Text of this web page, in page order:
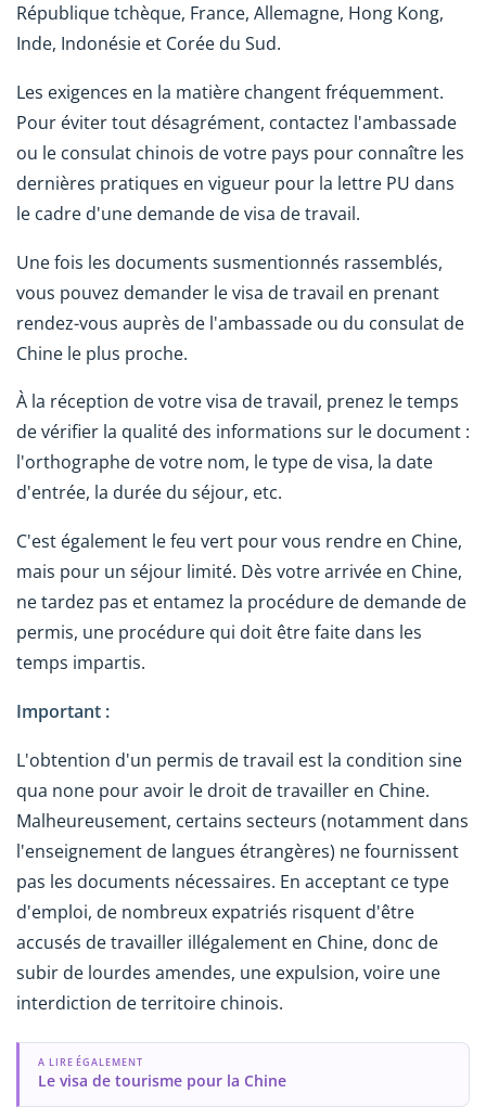
République tchèque, France, Allemagne, Hong Kong,
Inde, Indonésie et Corée du Sud.
Les exigences en la matière changent fréquemment.
Pour éviter tout désagrément, contactez l'ambassade
ou le consulat chinois de votre pays pour connaître les
dernières pratiques en vigueur pour la lettre PU dans
le cadre d'une demande de visa de travail.
Une fois les documents susmentionnés rassemblés,
vous pouvez demander le visa de travail en prenant
rendez-vous auprès de l'ambassade ou du consulat de
Chine le plus proche.
À la réception de votre visa de travail, prenez le temps
de vérifier la qualité des informations sur le document :
l'orthographe de votre nom, le type de visa, la date
d'entrée, la durée du séjour, etc.
C'est également le feu vert pour vous rendre en Chine,
mais pour un séjour limité. Dès votre arrivée en Chine,
ne tardez pas et entamez la procédure de demande de
permis, une procédure qui doit être faite dans les
temps impartis.
Important :
L'obtention d'un permis de travail est la condition sine
qua none pour avoir le droit de travailler en Chine.
Malheureusement, certains secteurs (notamment dans
l'enseignement de langues étrangères) ne fournissent
pas les documents nécessaires. En acceptant ce type
d'emploi, de nombreux expatriés risquent d'être
accusés de travailler illégalement en Chine, donc de
subir de lourdes amendes, une expulsion, voire une
interdiction de territoire chinois.
A LIRE ÉGALEMENT
Le visa de tourisme pour la Chine